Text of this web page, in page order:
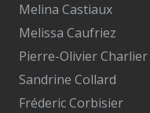
Melina Castiaux
Melissa Caufriez
Pierre-Olivier Charlier
Sandrine Collard
Fréderic Corbisier